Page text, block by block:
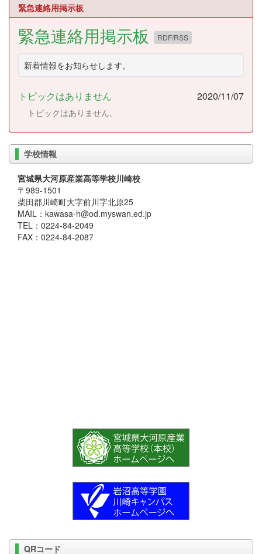
緊急連絡用掲示板
緊急連絡用掲示板 RDF/RSS
新着情報をお知らせします。
トピックはありません 2020/11/07
トピックはありません。
学校情報
宮城県大河原産業高等学校川崎校
〒989-1501
柴田郡川崎町大字前川字北原25
MAIL：kawasa-h@od.myswan.ed.jp
TEL：0224-84-2049
FAX：0224-84-2087
QRコード